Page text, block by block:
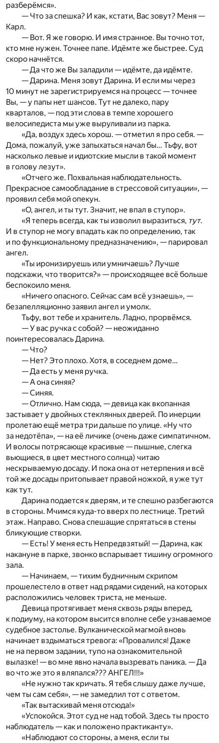
разберёмся».
— Что за спешка? И как, кстати, Вас зовут? Меня —
Карл.
— Вот. Я же говорю. И имя странное. Вы точно тот,
кто мне нужен. Точнее папе. Идёмте же быстрее. Суд
скоро начнётся.
— Да что же Вы заладили — идёмте, да идёмте.
— Дарина. Меня зовут Дарина. И если мы через
10 минут не зарегистрируемся на процесс — точнее
Вы, — у папы нет шансов. Тут не далеко, пару
кварталов, — под эти слова в темпе хорошего
велосипедиста мы уже выруливали из парка.
«Да, воздух здесь хорош. — отметил я про себя. —
Дома, пожалуй, уже запыхаться начал бы… Тьфу, вот
насколько левые и идиотские мысли в такой момент
в голову лезут».
«Отчего же. Похвальная наблюдательность.
Прекрасное самообладание в стрессовой ситуации», —
проявил себя мой опекун.
«О, ангел, и ты тут. Значит, не впал в ступор».
«Я теперь всегда, как ты изволил выразиться, тут.
И в ступор не могу впадать как по определению, так
и по функциональному предназначению», — парировал
ангел.
«Ты иронизируешь или умничаешь? Лучше
подскажи, что творится?» — происходящее всё больше
беспокоило меня.
«Ничего опасного. Сейчас сам всё узнаешь», —
безапелляционно заявил ангел и умолк.
Тьфу, вот тебе и хранитель. Ладно, прорвёмся.
— У вас ручка с собой? — неожиданно
поинтересовалась Дарина.
— Что?
— Нет? Это плохо. Хотя, в соседнем доме…
— Да есть у меня ручка.
— А она синяя?
— Синяя.
— Отлично. Нам сюда, — девица как вкопанная
застывает у двойных стеклянных дверей. По инерции
пролетаю ещё метра три дальше по улице. «Ну что
за недотёпа», — на её личике (очень даже симпатичном.
И волосы потрясающе красивые — пышные, слегка
вьющиеся, в цвет местного солнца) читаю
нескрываемую досаду. И пока она от нетерпения и всё
той же досады притопывает правой ножкой, я уже тут
как тут.
Дарина подается к дверям, и те спешно разбегаются
в стороны. Мчимся куда-то вверх по лестнице. Третий
этаж. Направо. Снова спешащие спрятаться в стены
бликующие створки.
— Есть! У меня есть Непредвзятый! — Дарина, как
накануне в парке, звонко вспарывает тишину огромного
зала.
— Начинаем, — тихим будничным скрипом
прошелестело в ответ над рядами сидений, на которых
расположились человек триста, не меньше.
Девица протягивает меня сквозь ряды вперед,
к подиуму, на котором высится вполне себе узнаваемое
судебное застолье. Вулканической магмой вновь
начинает вздыматься тревога: «Провалился! Даже
не на первом задании, тупо на ознакомительной
вылазке! — во мне явно начала вызревать паника. — Да
во что же это я вляпался??? АНГЕЛ!!!»
«Не нужно так кричать. Я тебя слышу даже лучше,
чем ты сам себя», — не замедлил тот с ответом.
«Так вытаскивай меня отсюда!»
«Успокойся. Этот суд не над тобой. Здесь ты просто
наблюдатель — как и положено практиканту».
«Наблюдают со стороны, а меня, если ты